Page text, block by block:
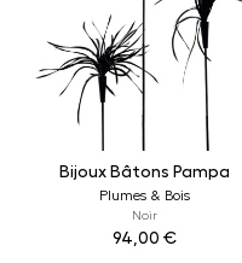
Bijoux Bâtons Pampa
Plumes & Bois
Noir
94,00€